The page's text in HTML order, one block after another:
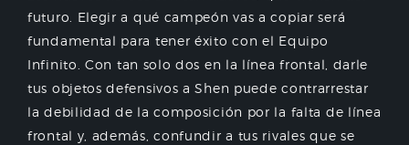
futuro. Elegir a qué campeón vas a copiar será
fundamental para tener éxito con el Equipo
Infinito. Con tan solo dos en la línea frontal, darle
tus objetos defensivos a Shen puede contrarrestar
la debilidad de la composición por la falta de línea
frontal y, además, confundir a tus rivales que se